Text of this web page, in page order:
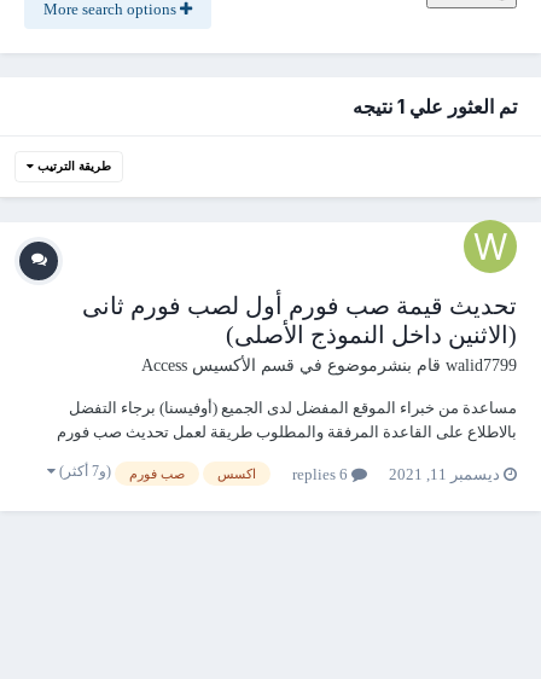
تم العثور علي 1 نتيجه
طريقة الترتيب
تحديث قيمة صب فورم أول لصب فورم ثانى
(الاثنين داخل النموذج الأصلى)
walid7799 قام بنشرموضوع في قسم الأكسيس Access
مساعدة من خبراء الموقع المفضل لدى الجميع (أوفيسنا) برجاء التفضل
بالاطلاع على القاعدة المرفقة والمطلوب طريقة لعمل تحديث صب فورم
الأول (القرى) يتم تحديث الصب فورم الثانى (التوابع) للأضافة والاطلاع
ديسمبر 11, 2021 اكسس صب فورم (و7 أكثر)